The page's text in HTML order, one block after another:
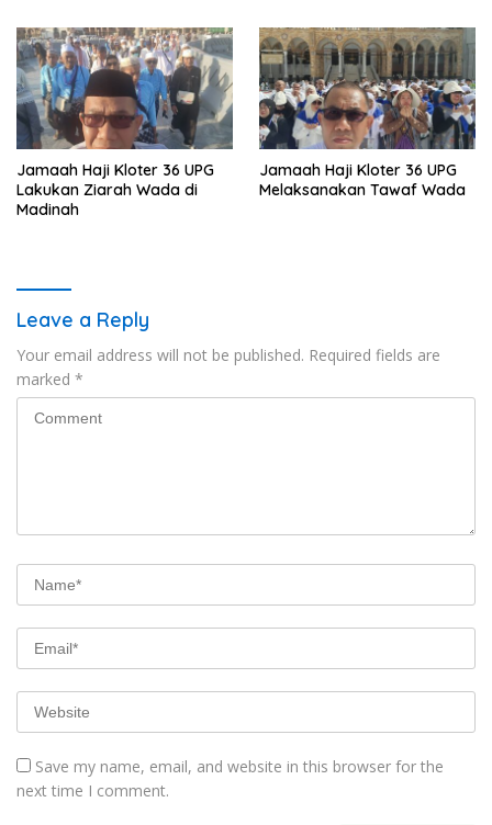
Jamaah Haji Kloter 36 UPG
Lakukan Ziarah Wada di
Madinah
Jamaah Haji Kloter 36 UPG
Melaksanakan Tawaf Wada
Leave a Reply
Your email address will not be published. Required fields are
marked *
Save my name, email, and website in this browser for the
next time I comment.